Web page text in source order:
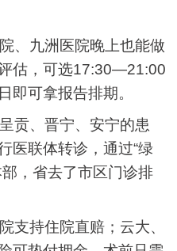
、九洲医院晚上也能做
估，可选17:30—21:00
即可拿报告排期。
贡、晋宁、安宁的患
医联体转诊，通过“绿
，省去了市区门诊排
支持住院直赔；云大、